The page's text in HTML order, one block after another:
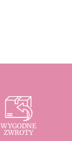
WYGODNE
ZWROTY